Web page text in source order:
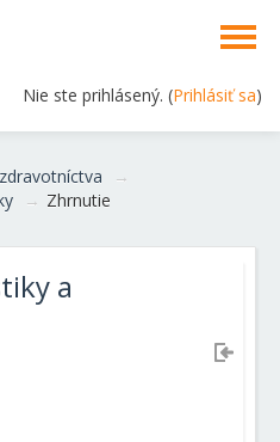
Nie ste prihlásený. (Prihlásiť sa)
→
→ Zhrnutie
a